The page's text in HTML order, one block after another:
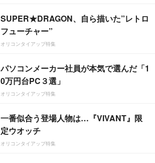
SUPER★DRAGON、自ら描いた”レトロ
フューチャー”
オリコンタイアップ特集
パソコンメーカー社員が本気で選んだ「1
0万円台PC３選」
オリコンタイアップ特集
一番似合う登場人物は…『VIVANT』限
定ウオッチ
オリコンタイアップ特集